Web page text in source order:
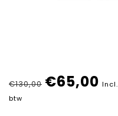
€130,00 €65,00 Incl.
btw